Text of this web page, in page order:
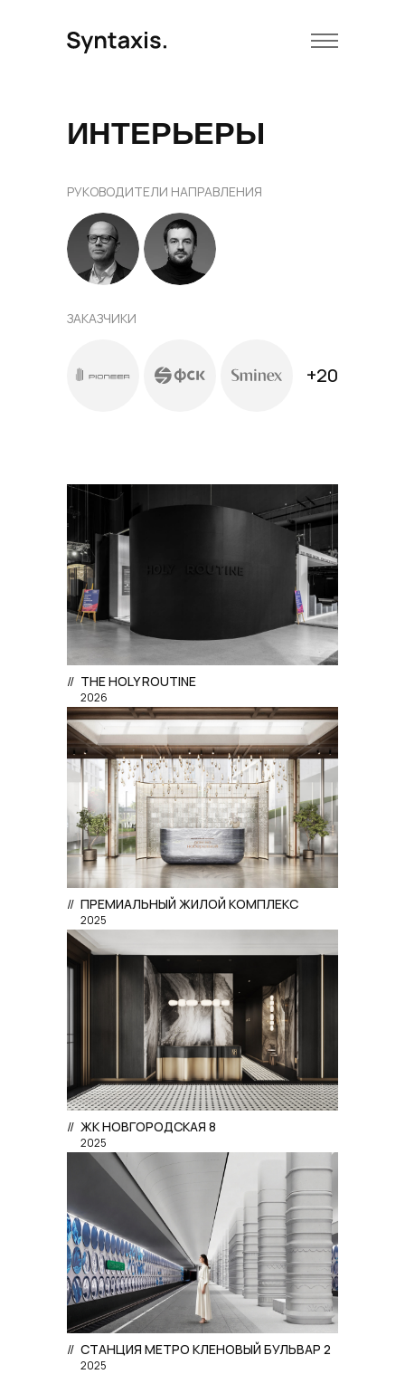
ИНТЕРЬЕРЫ
РУКОВОДИТЕЛИ НАПРАВЛЕНИЯ
ЗАКАЗЧИКИ
+20
THE HOLY ROUTINE
//
2026
ПРЕМИАЛЬНЫЙ ЖИЛОЙ КОМПЛЕКС
//
2025
ЖК НОВГОРОДСКАЯ 8
//
2025
СТАНЦИЯ МЕТРО КЛЕНОВЫЙ БУЛЬВАР 2
//
2025